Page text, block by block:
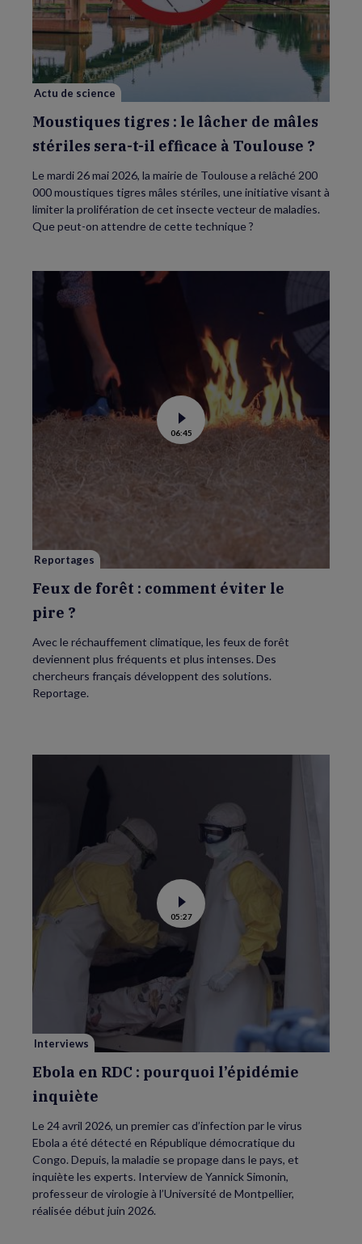
tigres
le
lâcher
de
il
efficace
à
Toulouse
?
Actu de science
Moustiques tigres : le lâcher de mâles
stériles sera-t-il efficace à Toulouse ?
Le mardi 26 mai 2026, la mairie de Toulouse a relâché 200
000 moustiques tigres mâles stériles, une initiative visant à
limiter la prolifération de cet insecte vecteur de maladies.
Que peut-on attendre de cette technique ?
Voir
la
vidéo
de
06:45
Reportages
Feux de forêt : comment éviter le
pire ?
Avec le réchauffement climatique, les feux de forêt
deviennent plus fréquents et plus intenses. Des
chercheurs français développent des solutions.
Reportage.
Voir
la
vidéo
Ebola
RDC
:
pourquoi
l’épidémie
05:27
Interviews
Ebola en RDC : pourquoi l’épidémie
inquiète
Le 24 avril 2026, un premier cas d’infection par le virus
Ebola a été détecté en République démocratique du
Congo. Depuis, la maladie se propage dans le pays, et
inquiète les experts. Interview de Yannick Simonin,
professeur de virologie à l’Université de Montpellier,
réalisée début juin 2026.